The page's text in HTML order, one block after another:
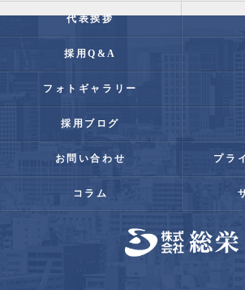
代表挨拶
採用Q&A
フォトギャラリー
採用ブログ
お問い合わせ プラ
コラム